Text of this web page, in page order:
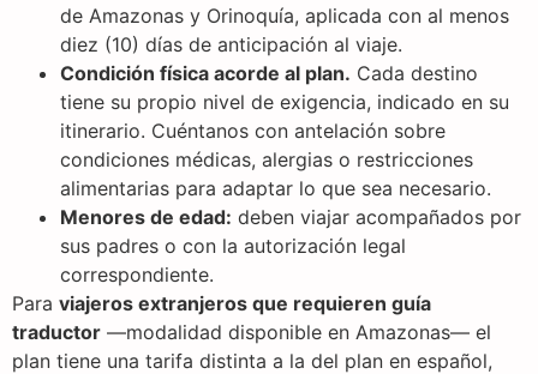
de Amazonas y Orinoquía, aplicada con al menos
diez (10) días de anticipación al viaje.
Condición física acorde al plan. Cada destino
tiene su propio nivel de exigencia, indicado en su
itinerario. Cuéntanos con antelación sobre
condiciones médicas, alergias o restricciones
alimentarias para adaptar lo que sea necesario.
Menores de edad: deben viajar acompañados por
sus padres o con la autorización legal
correspondiente.
Para viajeros extranjeros que requieren guía
traductor —modalidad disponible en Amazonas— el
plan tiene una tarifa distinta a la del plan en español,